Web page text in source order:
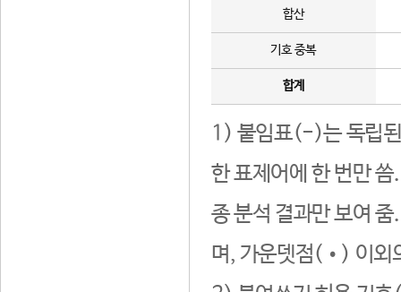
합산
기호 중복
합계
1) 붙임표(-)는 독립된
한 표제어에 한 번만
종 분석 결과만 보여
며, 가운뎃점(•) 이외